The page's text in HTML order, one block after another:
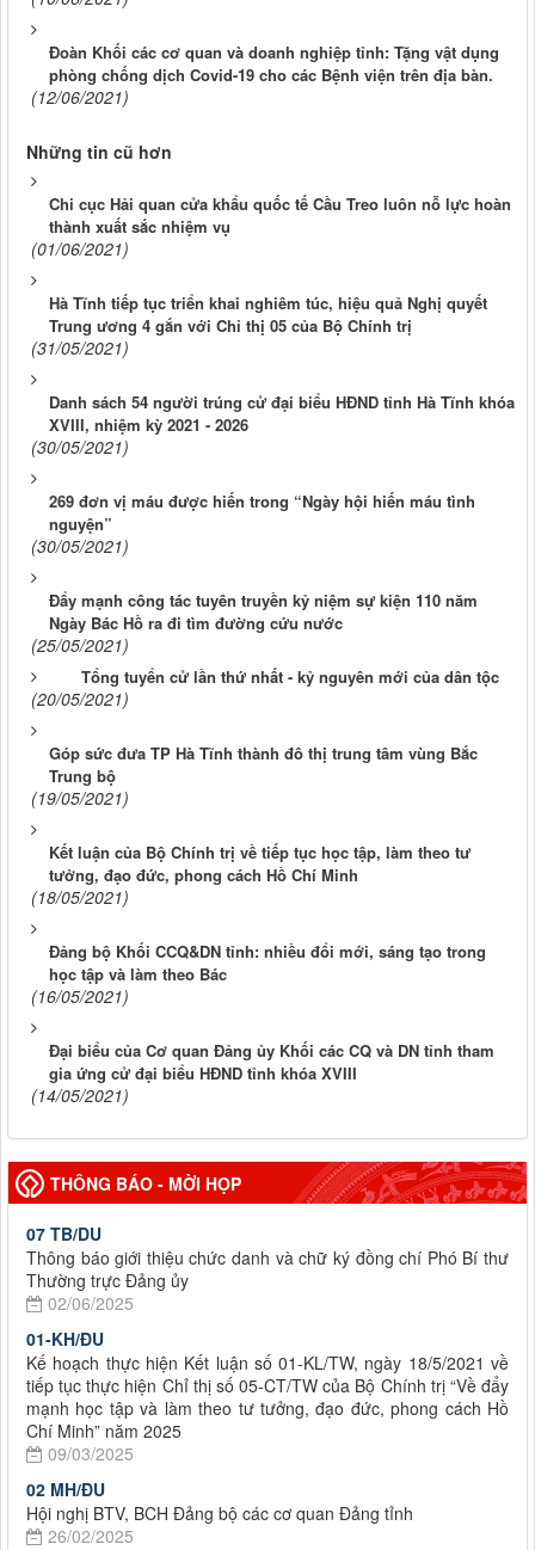
Đoàn Khối các cơ quan và doanh nghiệp tỉnh: Tặng vật dụng
phòng chống dịch Covid-19 cho các Bệnh viện trên địa bàn.
(12/06/2021)
Những tin cũ hơn
Chi cục Hải quan cửa khẩu quốc tế Cầu Treo luôn nỗ lực hoàn
thành xuất sắc nhiệm vụ
(01/06/2021)
Hà Tĩnh tiếp tục triển khai nghiêm túc, hiệu quả Nghị quyết
Trung ương 4 gắn với Chỉ thị 05 của Bộ Chính trị
(31/05/2021)
Danh sách 54 người trúng cử đại biểu HĐND tỉnh Hà Tĩnh khóa
XVIII, nhiệm kỳ 2021 - 2026
(30/05/2021)
269 đơn vị máu được hiến trong “Ngày hội hiến máu tình
nguyện”
(30/05/2021)
Đẩy mạnh công tác tuyên truyền kỷ niệm sự kiện 110 năm
Ngày Bác Hồ ra đi tìm đường cứu nước
(25/05/2021)
Tổng tuyển cử lần thứ nhất - kỷ nguyên mới của dân tộc
(20/05/2021)
Góp sức đưa TP Hà Tĩnh thành đô thị trung tâm vùng Bắc
Trung bộ
(19/05/2021)
Kết luận của Bộ Chính trị về tiếp tục học tập, làm theo tư
tưởng, đạo đức, phong cách Hồ Chí Minh
(18/05/2021)
Đảng bộ Khối CCQ&DN tỉnh: nhiều đổi mới, sáng tạo trong
học tập và làm theo Bác
(16/05/2021)
Đại biểu của Cơ quan Đảng ủy Khối các CQ và DN tỉnh tham
gia ứng cử đại biểu HĐND tỉnh khóa XVIII
(14/05/2021)
THÔNG BÁO - MỜI HỌP
07 TB/DU
Thông báo giới thiệu chức danh và chữ ký đồng chí Phó Bí thư
Thường trực Đảng ủy
02/06/2025
01-KH/ĐU
Kế hoạch thực hiện Kết luận số 01-KL/TW, ngày 18/5/2021 về
tiếp tục thực hiện Chỉ thị số 05-CT/TW của Bộ Chính trị “Về đẩy
mạnh học tập và làm theo tư tưởng, đạo đức, phong cách Hồ
Chí Minh” năm 2025
09/03/2025
02 MH/ĐU
Hội nghị BTV, BCH Đảng bộ các cơ quan Đảng tỉnh
26/02/2025